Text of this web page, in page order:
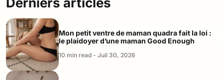
Mon petit ventre de maman quadra fait la loi :
le plaidoyer d’une maman Good Enough
10 min read - Juil 30, 2026